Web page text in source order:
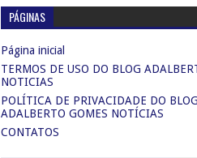
PÁGINAS
Página inicial
TERMOS DE USO DO BLOG
NOTICIAS
POLÍTICA DE PRIVACIDADE DO BLOG
ADALBERTO GOMES NOTÍCIAS
CONTATOS